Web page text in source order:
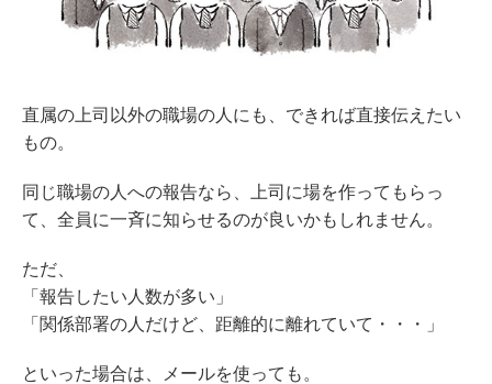
直属の上司以外の職場の人にも、できれば直接伝えたい
もの。
同じ職場の人への報告なら、上司に場を作ってもらっ
て、全員に一斉に知らせるのが良いかもしれません。
ただ、
「報告したい人数が多い」
「関係部署の人だけど、距離的に離れていて・・・」
といった場合は、メールを使っても。